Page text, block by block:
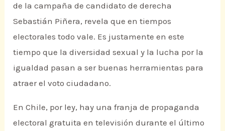
de la campaña de candidato de derecha
Sebastián Piñera, revela que en tiempos
electorales todo vale. Es justamente en este
tiempo que la diversidad sexual y la lucha por la
igualdad pasan a ser buenas herramientas para
atraer el voto ciudadano.
En Chile, por ley, hay una franja de propaganda
electoral gratuita en televisión durante el último